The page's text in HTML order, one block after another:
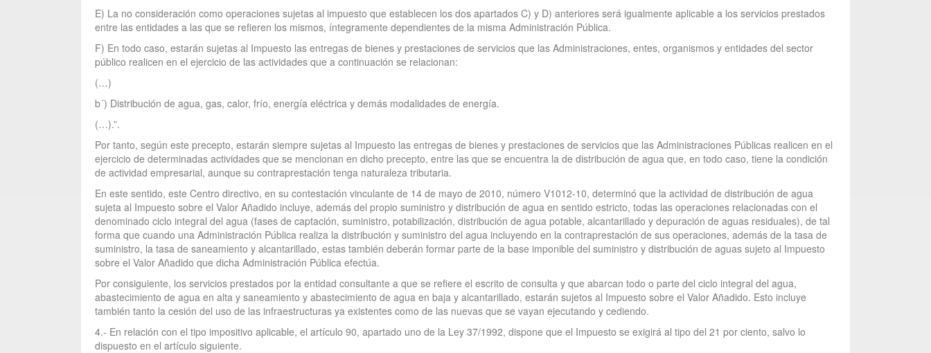
E) La no consideración como operaciones sujetas al impuesto que establecen los dos apartados C) y D) anteriores será igualmente aplicable a los servicios prestados
entre las entidades a las que se refieren los mismos, íntegramente dependientes de la misma Administración Pública.
F) En todo caso, estarán sujetas al Impuesto las entregas de bienes y prestaciones de servicios que las Administraciones, entes, organismos y entidades del sector
público realicen en el ejercicio de las actividades que a continuación se relacionan:
(…)
b´) Distribución de agua, gas, calor, frío, energía eléctrica y demás modalidades de energía.
(…).”.
Por tanto, según este precepto, estarán siempre sujetas al Impuesto las entregas de bienes y prestaciones de servicios que las Administraciones Públicas realicen en el
ejercicio de determinadas actividades que se mencionan en dicho precepto, entre las que se encuentra la de distribución de agua que, en todo caso, tiene la condición
de actividad empresarial, aunque su contraprestación tenga naturaleza tributaria.
En este sentido, este Centro directivo, en su contestación vinculante de 14 de mayo de 2010, número V1012-10, determinó que la actividad de distribución de agua
sujeta al Impuesto sobre el Valor Añadido incluye, además del propio suministro y distribución de agua en sentido estricto, todas las operaciones relacionadas con el
denominado ciclo integral del agua (fases de captación, suministro, potabilización, distribución de agua potable, alcantarillado y depuración de aguas residuales), de tal
forma que cuando una Administración Pública realiza la distribución y suministro del agua incluyendo en la contraprestación de sus operaciones, además de la tasa de
suministro, la tasa de saneamiento y alcantarillado, estas también deberán formar parte de la base imponible del suministro y distribución de aguas sujeto al Impuesto
sobre el Valor Añadido que dicha Administración Pública efectúa.
Por consiguiente, los servicios prestados por la entidad consultante a que se refiere el escrito de consulta y que abarcan todo o parte del ciclo integral del agua,
abastecimiento de agua en alta y saneamiento y abastecimiento de agua en baja y alcantarillado, estarán sujetos al Impuesto sobre el Valor Añadido. Esto incluye
también tanto la cesión del uso de las infraestructuras ya existentes como de las nuevas que se vayan ejecutando y cediendo.
4.- En relación con el tipo impositivo aplicable, el artículo 90, apartado uno de la Ley 37/1992, dispone que el Impuesto se exigirá al tipo del 21 por ciento, salvo lo
dispuesto en el artículo siguiente.